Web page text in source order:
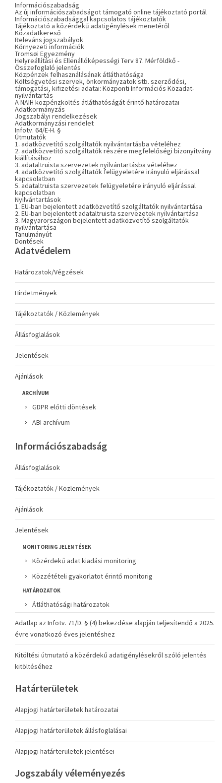
Információszabadság
Az új információszabadságot támogató online tájékoztató portál
Információszabadsággal kapcsolatos tájékoztatók
Tájékoztató a közérdekű adatigénylések menetéről
Közadatkereső
Releváns jogszabályok
Környezeti információk
Tromsøi Egyezmény
Helyreállítási és Ellenállóképességi Terv 87. Mérföldkő -
Összefoglaló jelentés
Közpénzek felhasználásának átláthatósága
Költségvetési szervek, önkormányzatok stb. szerződési,
támogatási, kifizetési adatai: Központi Információs Közadat-
nyilvántartás
A NAIH közpénzköltés átláthatóságát érintő határozatai
Adatkormányzás
Jogszabályi rendelkezések
Adatkormányzási rendelet
Infotv. 64/E-H. §
Útmutatók
1. adatközvetítő szolgáltatók nyilvántartásba vételéhez
2. adatközvetítő szolgáltatók részére megfelelőségi bizonyítvány
kiállításához
3. adataltruista szervezetek nyilvántartásba vételéhez
4. adatközvetítő szolgáltatók felügyeletére irányuló eljárással
kapcsolatban
5. adataltruista szervezetek felügyeletére irányuló eljárással
kapcsolatban
Nyilvántartások
1. EU-ban bejelentett adatközvetítő szolgáltatók nyilvántartása
2. EU-ban bejelentett adataltruista szervezetek nyilvántartása
3. Magyarországon bejelentett adatközvetítő szolgáltatók
nyilvántartása
Tanulmányút
Döntések
Adatvédelem
Határozatok/Végzések
Hirdetmények
Tájékoztatók / Közlemények
Állásfoglalások
Jelentések
Ajánlások
ARCHÍVUM
GDPR előtti döntések
ABI archívum
Információszabadság
Állásfoglalások
Tájékoztatók / Közlemények
Ajánlások
Jelentések
MONITORING JELENTÉSEK
Közérdekű adat kiadási monitoring
Közzétételi gyakorlatot érintő monitorig
HATÁROZATOK
Átláthatósági határozatok
Adatlap az Infotv. 71/D. § (4) bekezdése alapján teljesítendő a 2025.
évre vonatkozó éves jelentéshez
Kitöltési útmutató a közérdekű adatigénylésekről szóló jelentés
kitöltéséhez
Határterületek
Alapjogi határterületek határozatai
Alapjogi határterületek állásfoglalásai
Alapjogi határterületek jelentései
Jogszabály véleményezés